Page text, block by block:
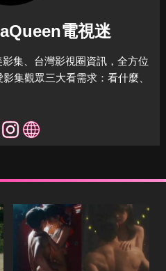
電視迷
集、台灣影視圈資訊，全方位
集觀眾三大看需求：看什麼、